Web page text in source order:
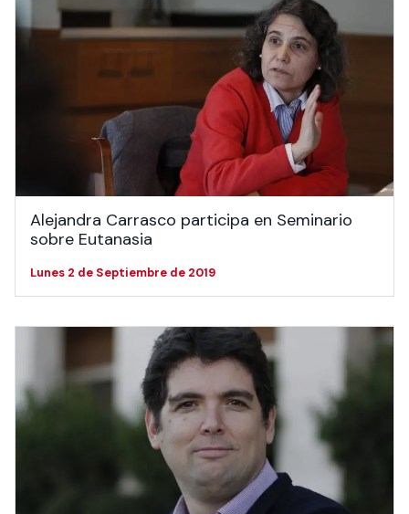
Alejandra Carrasco participa en Seminario
sobre Eutanasia
Lunes 2 de Septiembre de 2019